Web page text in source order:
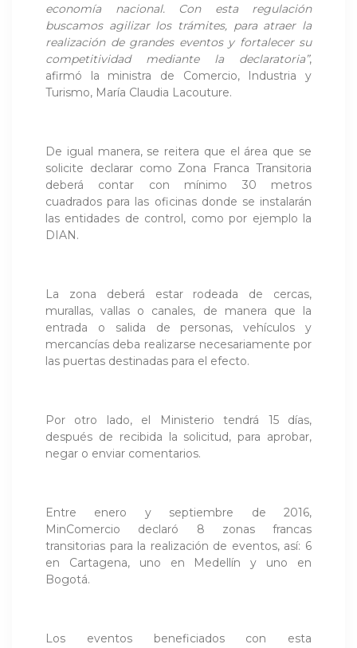
economía nacional. Con esta regulación
buscamos agilizar los trámites, para atraer la
realización de grandes eventos y fortalecer su
competitividad mediante la declaratoria”,
afirmó la ministra de Comercio, Industria y
Turismo, María Claudia Lacouture.
De igual manera, se reitera que el área que se
solicite declarar como Zona Franca Transitoria
deberá contar con mínimo 30 metros
cuadrados para las oficinas donde se instalarán
las entidades de control, como por ejemplo la
DIAN.
La zona deberá estar rodeada de cercas,
murallas, vallas o canales, de manera que la
entrada o salida de personas, vehículos y
mercancías deba realizarse necesariamente por
las puertas destinadas para el efecto.
Por otro lado, el Ministerio tendrá 15 días,
después de recibida la solicitud, para aprobar,
negar o enviar comentarios.
Entre enero y septiembre de 2016,
MinComercio declaró 8 zonas francas
transitorias para la realización de eventos, así: 6
en Cartagena, uno en Medellín y uno en
Bogotá.
Los eventos beneficiados con esta